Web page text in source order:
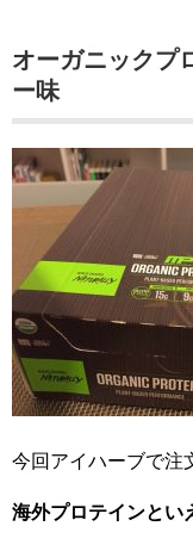
オーガニックプ
ー味
今回アイハーブで注
海外プロテインとい